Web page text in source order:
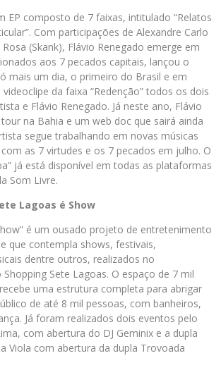
EP composto de 7 faixas, intitulado “Relatos
Com participações de Alexandre Carlo
(Skank), Flávio Renegado emerge em
aos 7 pecados capitais, lançou o
mais um dia, o primeiro do Brasil e em
da faixa “Redenção” todos os dois
e Flávio Renegado. Já neste ano, Flávio
na Bahia e um web doc que sairá ainda
segue trabalhando em novas músicas
as 7 virtudes e os 7 pecados em julho. O
já está disponível em todas as plataformas
Som Livre.
Lagoas é Show
é um ousado projeto de entretenimento
que contempla shows, festivais,
dentre outros, realizados no
Sete Lagoas. O espaço de 7 mil
uma estrutura completa para abrigar
de até 8 mil pessoas, com banheiros,
Já foram realizados dois eventos pelo
com abertura do DJ Geminix e a dupla
Viola com abertura da dupla Trovoada